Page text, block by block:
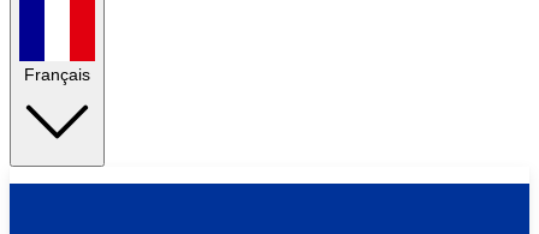
Français